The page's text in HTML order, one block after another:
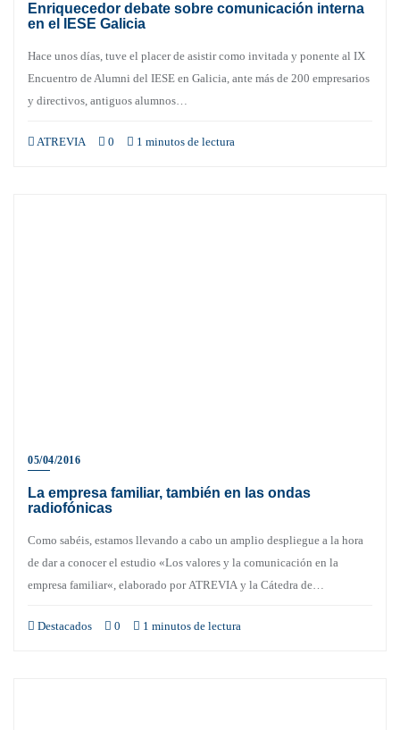
Enriquecedor debate sobre comunicación interna
en el IESE Galicia
Hace unos días, tuve el placer de asistir como invitada y ponente al IX
Encuentro de Alumni del IESE en Galicia, ante más de 200 empresarios
y directivos, antiguos alumnos…
ATREVIA 0 1 minutos de lectura
05/04/2016
La empresa familiar, también en las ondas
radiofónicas
Como sabéis, estamos llevando a cabo un amplio despliegue a la hora
de dar a conocer el estudio «Los valores y la comunicación en la
empresa familiar«, elaborado por ATREVIA y la Cátedra de…
Destacados 0 1 minutos de lectura